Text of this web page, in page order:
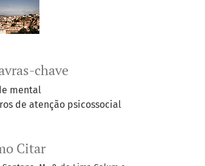
chave
mental
de atenção psicossocial
Citar